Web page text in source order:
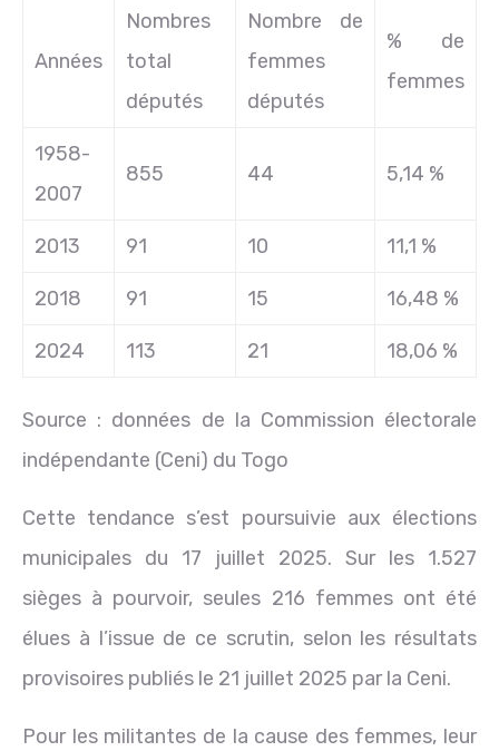
Années
Nombres
total
députés
Nombre de
femmes
députés
% de
femmes
1958-
2007
855 44 5,14 %
2013 91 10 11,1 %
2018 91 15 16,48 %
2024 113 21 18,06 %
Source : données de la Commission électorale
indépendante (Ceni) du Togo
Cette tendance s’est poursuivie aux élections
municipales du 17 juillet 2025. Sur les 1.527
sièges à pourvoir, seules 216 femmes ont été
élues à l’issue de ce scrutin, selon les résultats
provisoires publiés le 21 juillet 2025 par la Ceni.
Pour les militantes de la cause des femmes, leur